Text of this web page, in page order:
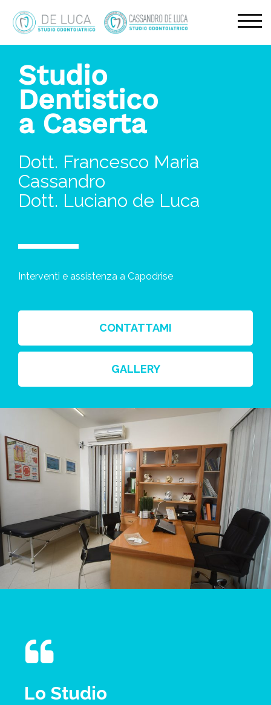
Studio
Dentistico
a Caserta
Dott. Francesco Maria
Cassandro
Dott. Luciano de Luca
Interventi e assistenza a Capodrise
CONTATTAMI
GALLERY
Lo Studio